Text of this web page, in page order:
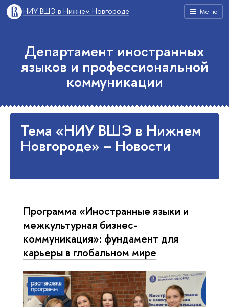
Меню
НИУ ВШЭ в Нижнем Новгороде
Департамент иностранных
языков и профессиональной
коммуникации
Тема «НИУ ВШЭ в Нижнем
Новгороде» – Новости
Программа «Иностранные языки и
межкультурная бизнес-
коммуникация»: фундамент для
карьеры в глобальном мире